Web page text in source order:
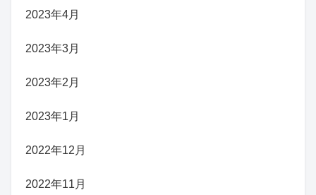
2023年4月
2023年3月
2023年2月
2023年1月
2022年12月
2022年11月